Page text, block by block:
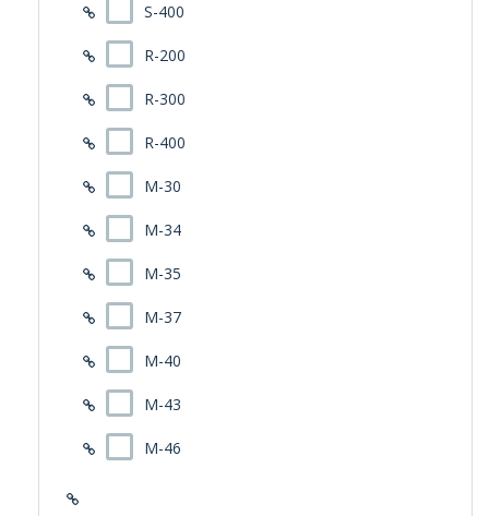
S-400
R-200
R-300
R-400
M-30
M-34
M-35
M-37
M-40
M-43
M-46